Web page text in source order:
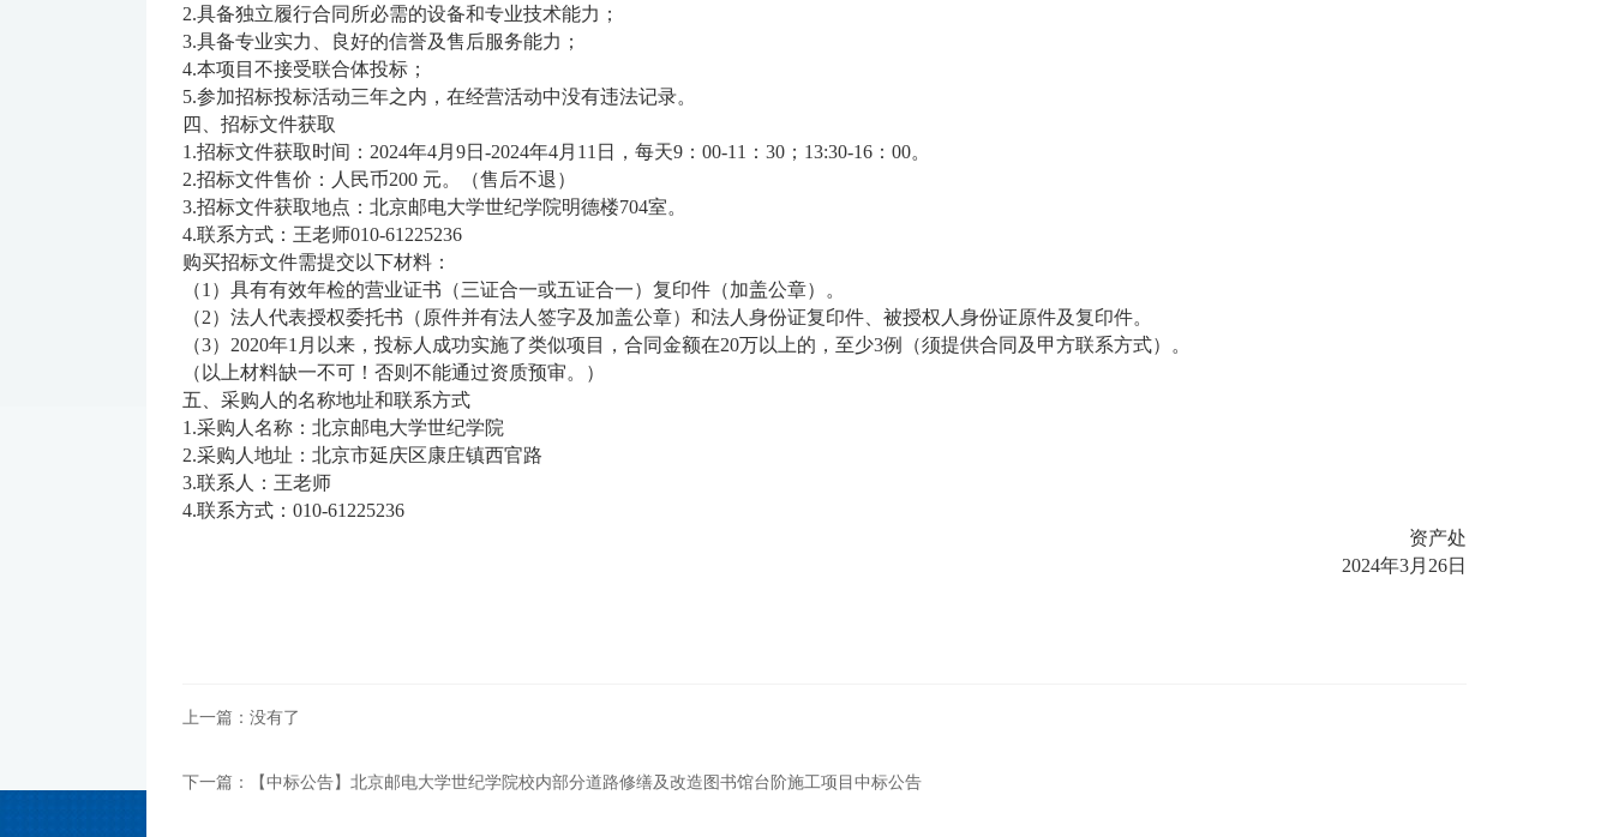
2.具备独立履行合同所必需的设备和专业技术能力；
3.具备专业实力、良好的信誉及售后服务能力；
4.本项目不接受联合体投标；
5.参加招标投标活动三年之内，在经营活动中没有违法记录。
四、招标文件获取
1.招标文件获取时间：2024年4月9日-2024年4月11日，每天9：00-11：30；13:30-16：00。
2.招标文件售价：人民币200 元。（售后不退）
3.招标文件获取地点：北京邮电大学世纪学院明德楼704室。
4.联系方式：王老师010-61225236
购买招标文件需提交以下材料：
（1）具有有效年检的营业证书（三证合一或五证合一）复印件（加盖公章）。
（2）法人代表授权委托书（原件并有法人签字及加盖公章）和法人身份证复印件、被授权人身份证原件及复印件。
（3）2020年1月以来，投标人成功实施了类似项目，合同金额在20万以上的，至少3例（须提供合同及甲方联系方式）。
（以上材料缺一不可！否则不能通过资质预审。）
五、采购人的名称地址和联系方式
1.采购人名称：北京邮电大学世纪学院
2.采购人地址：北京市延庆区康庄镇西官路
3.联系人：王老师
4.联系方式：010-61225236
资产处
2024年3月26日
上一篇：没有了
下一篇：【中标公告】北京邮电大学世纪学院校内部分道路修缮及改造图书馆台阶施工项目中标公告